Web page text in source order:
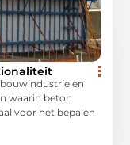
en
waarin beton
voor het bepalen